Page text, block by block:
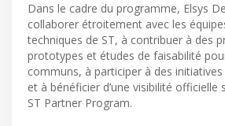
Dans le cadre du programme, Elsys
collaborer étroitement avec les
techniques de ST, à contribuer à des
prototypes et études de faisabilité
communs, à participer à des
et à bénéficier d’une visibilité
ST Partner Program.